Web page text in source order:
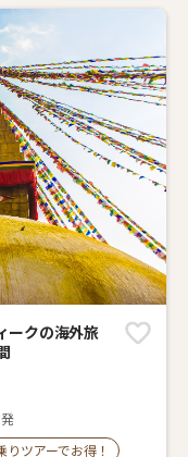
ークの海外旅
りツアーでお得！